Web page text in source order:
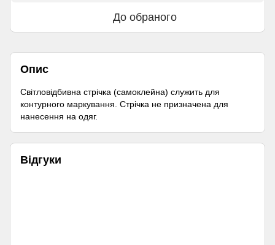
До обраного
Опис
Світловідбивна стрічка (самоклейна) служить для
контурного маркування. Стрічка не призначена для
нанесення на одяг.
Відгуки